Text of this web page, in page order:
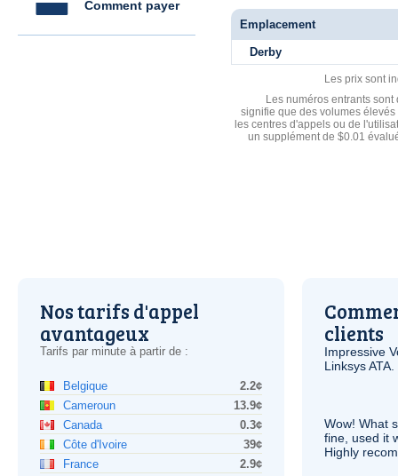
Comment payer
Emplacement
Derby
Les prix sont
Les numéros entrants
signifie que des volumes
les centres d'appels ou de
un supplément de $0.01
Nos tarifs d'appel
avantageux
Tarifs par minute à partir de :
Belgique
2.2¢
Cameroun
13.9¢
Canada
0.3¢
Côte d'Ivoire
39¢
France
2.9¢
clients
Impressive
LinksysATA
Wow! What
fine, used it
Highly